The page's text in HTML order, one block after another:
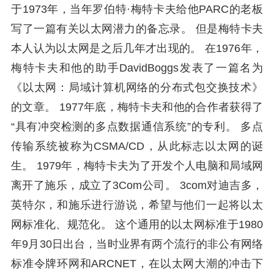
于1973年，当年罗伯特·梅特卡夫给他PARC的老板
写了一篇有关以太网潜力的备忘录。 但是梅特卡夫
本人认为以太网是之后几年才出现的。 在1976年，
梅特卡夫和他的助手DavidBoggs发表了一篇名为
《以太网：局域计算机网络的分布式包交换技术》
的文章。 1977年底，梅特卡夫和他的合作者获得了
“具有冲突检测的多点数据通信系统”的专利。 多点
传输系统被称为CSMA/CD，从此标志以太网的诞
生。 1979年，梅特卡夫为了开发个人电脑和局域网
离开了施乐，成立了3Com公司。 3com对迪吉多，
英特尔，和施乐进行游说，希望与他们一起将以太
网标准化、规范化。 这个通用的以太网标准于1980
年9月30日出台，当时业界有两个流行的非公有网络
标准令牌环网和ARCNET，在以太网大潮的冲击下